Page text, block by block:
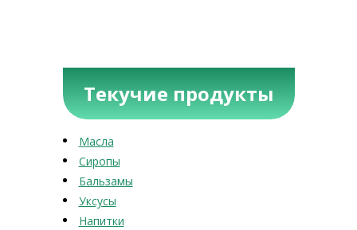
Текучие продукты
Масла
Сиропы
Бальзамы
Уксусы
Напитки